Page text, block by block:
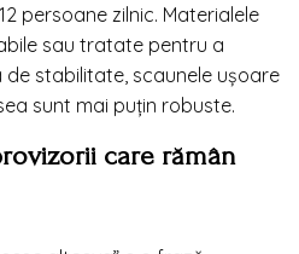
persoane zilnic. Materialele
sau tratate pentru a
de stabilitate, scaunele ușoare
sunt mai puțin robuste.
care rămân